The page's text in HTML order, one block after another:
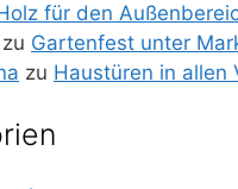
für den
zu Gartenfest unter
zu Haustüren in allen